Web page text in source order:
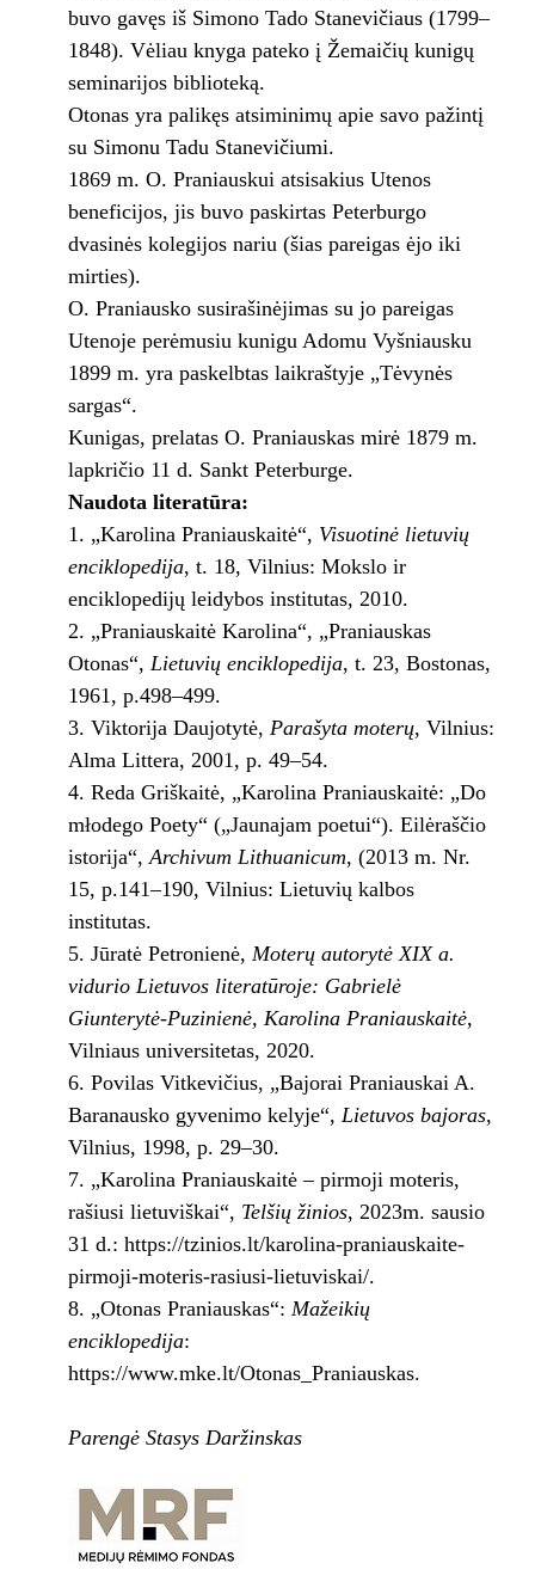
buvo gavęs iš Simono Tado Stanevičiaus (1799–
1848). Vėliau knyga pateko į Žemaičių kunigų
seminarijos biblioteką.
Otonas yra palikęs atsiminimų apie savo pažintį
su Simonu Tadu Stanevičiumi.
1869 m. O. Praniauskui atsisakius Utenos
beneficijos, jis buvo paskirtas Peterburgo
dvasinės kolegijos nariu (šias pareigas ėjo iki
mirties).
O. Praniausko susirašinėjimas su jo pareigas
Utenoje perėmusiu kunigu Adomu Vyšniausku
1899 m. yra paskelbtas laikraštyje „Tėvynės
sargas“.
Kunigas, prelatas O. Praniauskas mirė 1879 m.
lapkričio 11 d. Sankt Peterburge.
Naudota literatūra:
1. „Karolina Praniauskaitė“, Visuotinė lietuvių
enciklopedija, t. 18, Vilnius: Mokslo ir
enciklopedijų leidybos institutas, 2010.
2. „Praniauskaitė Karolina“, „Praniauskas
Otonas“, Lietuvių enciklopedija, t. 23, Bostonas,
1961, p.498–499.
3. Viktorija Daujotytė, Parašyta moterų, Vilnius:
Alma Littera, 2001, p. 49–54.
4. Reda Griškaitė, „Karolina Praniauskaitė: „Do
młodego Poety“ („Jaunajam poetui“). Eilėraščio
istorija“,Archivum Lithuanicum, (2013 m. Nr.
15, p.141–190, Vilnius: Lietuvių kalbos
institutas.
5. Jūratė Petronienė, Moterų autorytė XIX a.
vidurio Lietuvos literatūroje: Gabrielė
Giunterytė-Puzinienė, Karolina Praniauskaitė,
Vilniaus universitetas, 2020.
6. Povilas Vitkevičius, „Bajorai Praniauskai A.
Baranausko gyvenimo kelyje“, Lietuvos bajoras,
Vilnius, 1998, p. 29–30.
7. „Karolina Praniauskaitė – pirmoji moteris,
rašiusi lietuviškai“, Telšių žinios, 2023m. sausio
31 d.: https://tzinios.lt/karolina-praniauskaite-
pirmoji-moteris-rasiusi-lietuviskai/.
8. „Otonas Praniauskas“: Mažeikių
enciklopedija:
https://www.mke.lt/Otonas_Praniauskas.
Parengė Stasys Daržinskas